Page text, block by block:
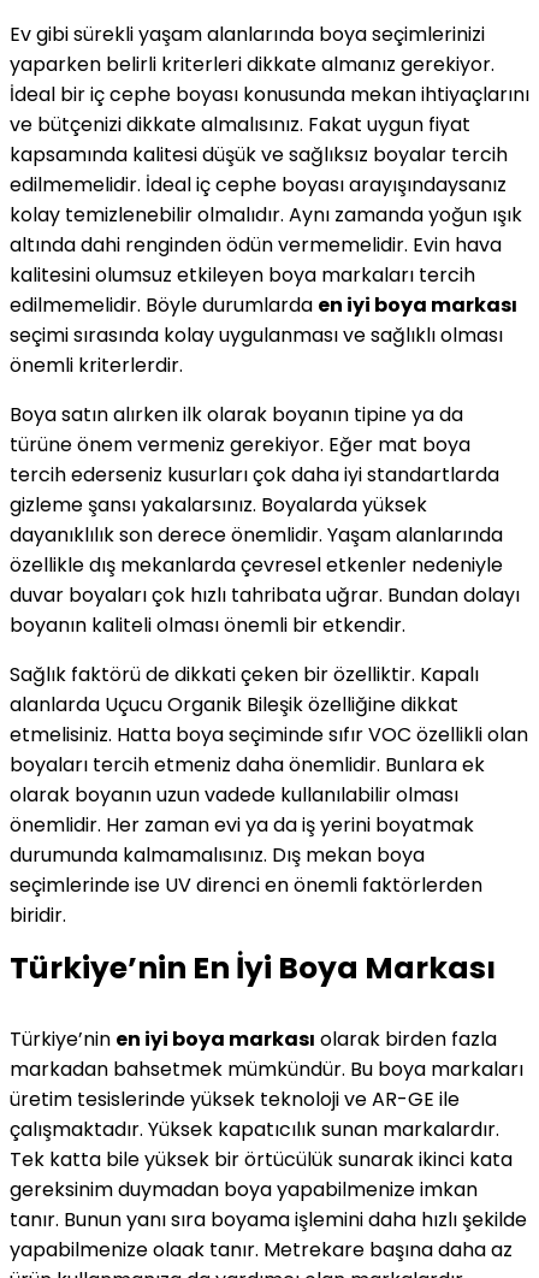
Ev gibi sürekli yaşam alanlarında boya seçimlerinizi
yaparken belirli kriterleri dikkate almanız gerekiyor.
İdeal bir iç cephe boyası konusunda mekan ihtiyaçlarını
ve bütçenizi dikkate almalısınız. Fakat uygun fiyat
kapsamında kalitesi düşük ve sağlıksız boyalar tercih
edilmemelidir. İdeal iç cephe boyası arayışındaysanız
kolay temizlenebilir olmalıdır. Aynı zamanda yoğun ışık
altında dahi renginden ödün vermemelidir. Evin hava
kalitesini olumsuz etkileyen boya markaları tercih
edilmemelidir. Böyle durumlarda en iyi boya markası
seçimi sırasında kolay uygulanması ve sağlıklı olması
önemli kriterlerdir.
Boya satın alırken ilk olarak boyanın tipine ya da
türüne önem vermeniz gerekiyor. Eğer mat boya
tercih ederseniz kusurları çok daha iyi standartlarda
gizleme şansı yakalarsınız. Boyalarda yüksek
dayanıklılık son derece önemlidir. Yaşam alanlarında
özellikle dış mekanlarda çevresel etkenler nedeniyle
duvar boyaları çok hızlı tahribata uğrar. Bundan dolayı
boyanın kaliteli olması önemli bir etkendir.
Sağlık faktörü de dikkati çeken bir özelliktir. Kapalı
alanlarda Uçucu Organik Bileşik özelliğine dikkat
etmelisiniz. Hatta boya seçiminde sıfır VOC özellikli olan
boyaları tercih etmeniz daha önemlidir. Bunlara ek
olarak boyanın uzun vadede kullanılabilir olması
önemlidir. Her zaman evi ya da iş yerini boyatmak
durumunda kalmamalısınız. Dış mekan boya
seçimlerinde ise UV direnci en önemli faktörlerden
biridir.
Türkiye’nin En İyi Boya Markası
Türkiye’nin en iyi boya markası olarak birden fazla
markadan bahsetmek mümkündür. Bu boya markaları
üretim tesislerinde yüksek teknoloji ve AR-GE ile
çalışmaktadır. Yüksek kapatıcılık sunan markalardır.
Tek katta bile yüksek bir örtücülük sunarak ikinci kata
gereksinim duymadan boya yapabilmenize imkan
tanır. Bunun yanı sıra boyama işlemini daha hızlı şekilde
yapabilmenize olaak tanır. Metrekare başına daha az